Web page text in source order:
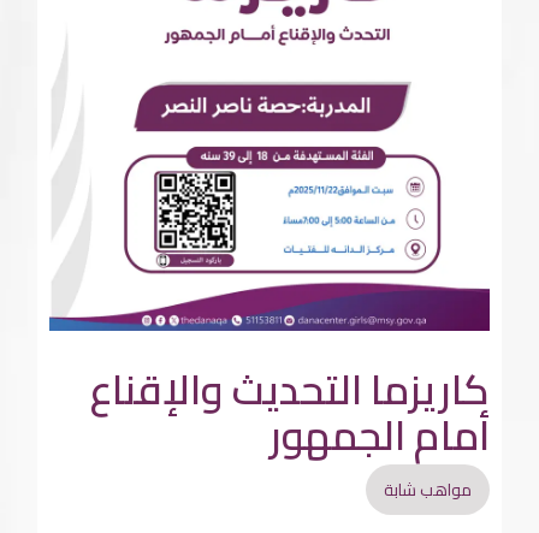
التطوع
تسجيل دخول / حساب جديد
كاريزما التحديث والإقناع
أمام الجمهور
مواهب شابة